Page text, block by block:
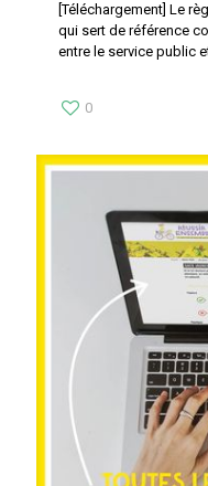
[Téléchargement] Le
qui sert de référence
entre le service public
0